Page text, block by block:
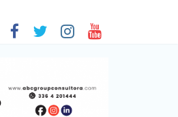
más que en 2025